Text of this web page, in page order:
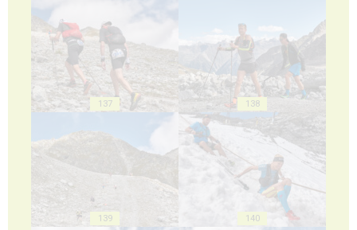
137 138
139 140